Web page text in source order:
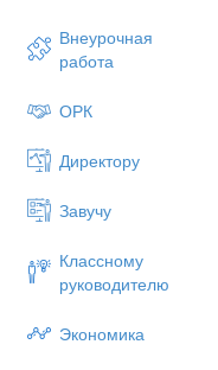
Внеурочная
работа
ОРК
Директору
Завучу
Классному
руководителю
Экономика